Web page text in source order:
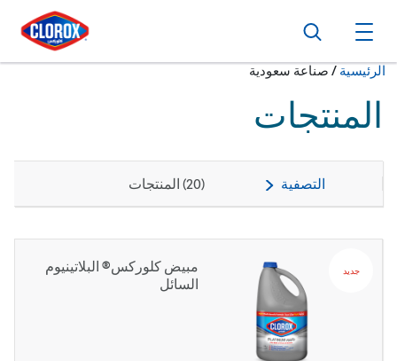
بحث
الرئيسية /حالياً:
صناعة سعودية
المنتجات
التصفية (
20) المنتجات
جديد
مبيض كلوركس® البلاتينيوم
السائل